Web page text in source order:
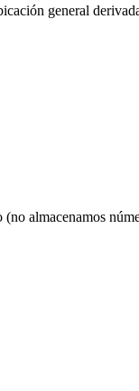
general
almacenamos